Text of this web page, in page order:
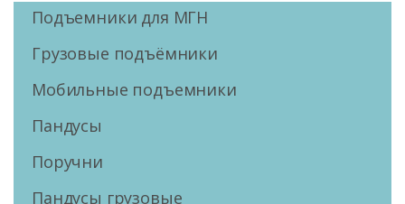
Подъемники для МГН
Грузовые подъёмники
Мобильные подъемники
Пандусы
Поручни
Пандусы грузовые